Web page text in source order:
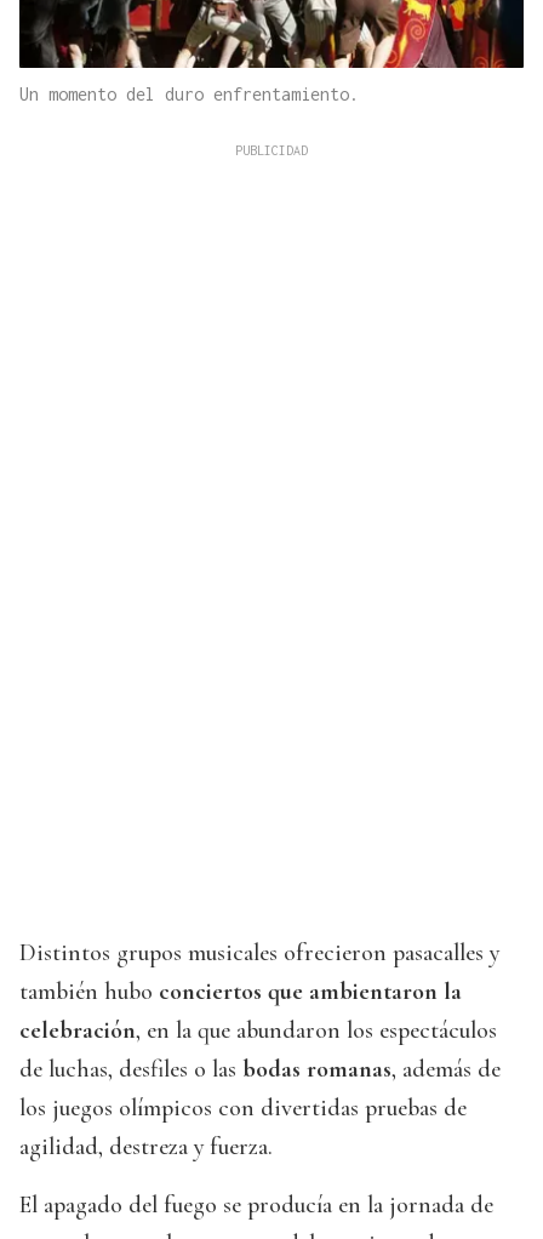
Un momento del duro enfrentamiento.
Distintos grupos musicales ofrecieron pasacalles y
también hubo conciertos que ambientaron la
celebración, en la que abundaron los espectáculos
de luchas, desfiles o las bodas romanas, además de
los juegos olímpicos con divertidas pruebas de
agilidad, destreza y fuerza.
El apagado del fuego se producía en la jornada de